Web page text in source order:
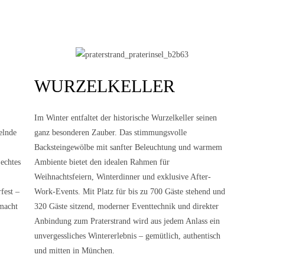
–
WURZELKELLER
Im Winter entfaltet der historische Wurzelkeller seinen
ganz besonderen Zauber. Das stimmungsvolle
Backsteingewölbe mit sanfter Beleuchtung und warmem
Ambiente bietet den idealen Rahmen für
Weihnachtsfeiern, Winterdinner und exklusive After-
Work-Events. Mit Platz für bis zu 700 Gäste stehend und
320 Gäste sitzend, moderner Eventtechnik und direkter
Anbindung zum Praterstrand wird aus jedem Anlass ein
unvergessliches Wintererlebnis – gemütlich, authentisch
und mitten in München.